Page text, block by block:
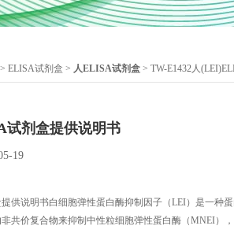
> ELISA试剂盒 > 人ELISA试剂盒 > TW-E1432人
试剂盒提供说明书
19
供说明书白细胞弹性蛋白酶抑制因子（LEI）是一种
共价复合物来抑制中性粒细胞弹性蛋白酶（MNEI）